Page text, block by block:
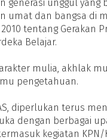
unggul yang
umat dan bangsa di
tentang Gerakan
Belajar.
mulia, akhlak
pengetahuan.
diperlukan terus
dengan berbagai
kegiatan KPN/